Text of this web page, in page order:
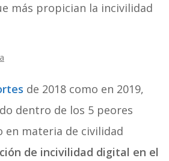
más propician la incivilidad
de 2018 como en 2019,
dentro de los 5 peores
en materia de civilidad
de incivilidad digital en el